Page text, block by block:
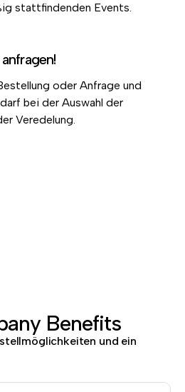
stattfindenden Events.
oder Anfrage und
bei der Auswahl der
Veredelung.
Benefits
und ein